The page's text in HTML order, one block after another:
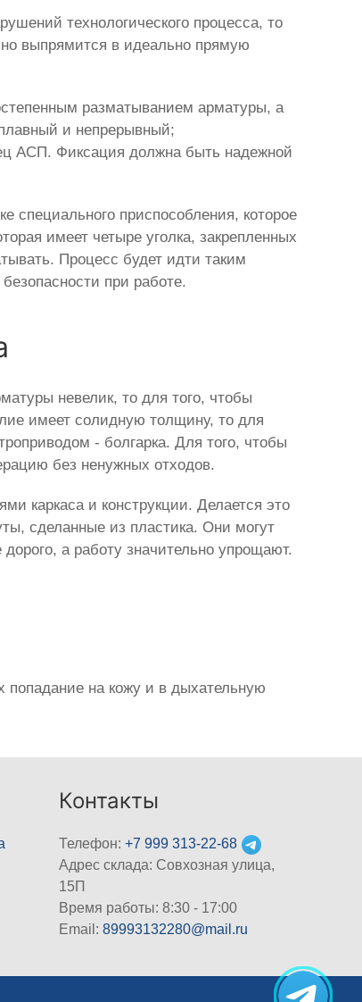
технологического процесса, то
выпрямится в идеально прямую
разматыванием арматуры, а
и непрерывный;
АСП. Фиксация должна быть надежной
специального приспособления, которое
имеет четыре уголка, закрепленных
Процесс будет идти таким
при работе.
невелик, то для того, чтобы
имеет солидную толщину, то для
- болгарка. Для того, чтобы
без ненужных отходов.
каркаса и конструкции. Делается это
сделанные из пластика. Они могут
а работу значительно упрощают.
попадание на кожу и в дыхательную
Контакты
Телефон:+7 999 313-22-68
Адрес склада: Совхозная улица,
15П
Время работы: 8:30 - 17:00
Email:89993132280@mail.ru